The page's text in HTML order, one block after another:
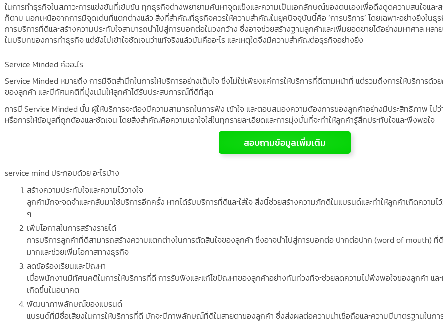
ภักดีและยอดขายให้ธุรกิจไทย
โปรแกรม crm ฟรี คืออะไร? เจาะลึกระบบ CRM ฟรีสำหรับธุรกิจไทย และการบริหาร
สมาชิกด้วย Member Management Systems
ยาว
ระบบ สะสม แต้ม ฟรีคืออะไร? วิธีเลือกระบบสะสมแต้มฟรีสำหรับธุรกิจไทย และเคล็ด
ลับเพิ่มยอดซื้อซ้ำแบบมืออาชีพ
บัตร สะสม แต้ม ออนไลน์ ฟรี คืออะไร? วิธีทำบัตรสะสมแต้มออนไลน์ฟรี และวิธีใช้งาน
ผ่าน LINE + ตัวอย่างจริงสำหรับธุรกิจไทย
ในการทำธุรกิจในสภาวะการแข่งขันที่เข้มข้น ทุกธุรกิจต่างพยายามค้นหาจุดแข็งและความเป็นเอกลักษณ์ของตนเองเพื่อดึงดูดความสนใจและ
ก็ตาม นอกเหนือจากการมีจุดเด่นที่แตกต่างแล้ว สิ่งที่สำคัญที่ธุรกิจควรให้ความสำคัญในยุคปัจจุบันนี้คือ ‘การบริการ’ โดยเฉพาะอย่างยิ่งในธุ
การบริการที่ดีและสร้างความประทับใจสามารถนำไปสู่การบอกต่อในวงกว้าง ซึ่งอาจช่วยสร้างฐานลูกค้าและเพิ่มยอดขายได้อย่างมหาศาล หลา
ในบริบทของการทำธุรกิจ แต่ยังไม่เข้าใจชัดเจนว่าแท้จริงแล้วมันคืออะไร และเหตุใดจึงมีความสำคัญต่อธุรกิจอย่างยิ่ง
Service Minded คืออะไร
Service Minded หมายถึง การมีจิตสำนึกในการให้บริการอย่างเต็มใจ ซึ่งไม่ใช่เพียงแค่การให้บริการที่ดีตามหน้าที่ แต่รวมถึงการให้บริการด้วย
ของลูกค้า และมีทัศนคติที่มุ่งเน้นให้ลูกค้าได้รับประสบการณ์ที่ดีที่สุด
การมี Service Minded นั้น ผู้ให้บริการจะต้องมีความสามารถในการฟัง เข้าใจ และตอบสนองความต้องการของลูกค้าอย่างมีประสิทธิภาพ ไม่ว่
หรือการให้ข้อมูลที่ถูกต้องและชัดเจน โดยสิ่งสำคัญคือความเอาใจใส่ในทุกรายละเอียดและการมุ่งมั่นที่จะทำให้ลูกค้ารู้สึกประทับใจและพึงพอใจ
สอบถามข้อมูลเพิ่มเติม
service mind ประกอบด้วย อะไรบ้าง
สร้างความประทับใจและความไว้วางใจ
ลูกค้ามักจะจดจำและกลับมาใช้บริการอีกครั้ง หากได้รับบริการที่ดีและใส่ใจ สิ่งนี้ช่วยสร้างความภักดีในแบรนด์และทำให้ลูกค้าเกิดความไ
ๆ
เพิ่มโอกาสในการสร้างรายได้
การบริการลูกค้าที่ดีสามารถสร้างความแตกต่างในการตัดสินใจของลูกค้า ซึ่งอาจนำไปสู่การบอกต่อ ปากต่อปาก (word of mouth)
มากและช่วยเพิ่มโอกาสทางธุรกิจ
ลดข้อร้องเรียนและปัญหา
เมื่อพนักงานมีทัศนคติในการให้บริการที่ดี การรับฟังและแก้ไขปัญหาของลูกค้าอย่างทันท่วงทีจะช่วยลดความไม่พึงพอใจของลูกค้า แล
เกิดขึ้นในอนาคต
พัฒนาภาพลักษณ์ของแบรนด์
แบรนด์ที่มีชื่อเสียงในการให้บริการที่ดี มักจะมีภาพลักษณ์ที่ดีในสายตาของลูกค้า ซึ่งส่งผลต่อความน่าเชื่อถือและความมีมาตรฐานในกา